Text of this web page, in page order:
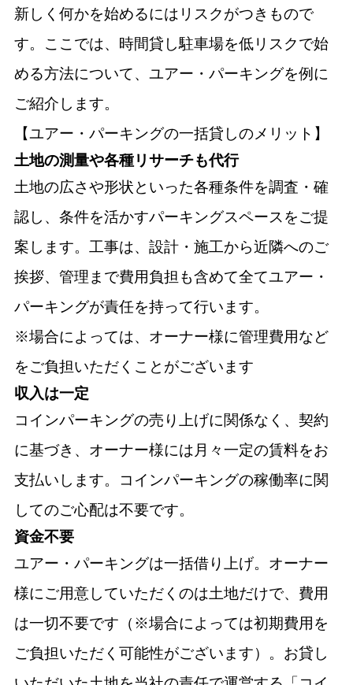
新しく何かを始めるにはリスクがつきもので
す。ここでは、時間貸し駐車場を低リスクで始
める方法について、ユアー・パーキングを例に
ご紹介します。
【ユアー・パーキングの一括貸しのメリット】
土地の測量や各種リサーチも代行
土地の広さや形状といった各種条件を調査・確
認し、条件を活かすパーキングスペースをご提
案します。工事は、設計・施工から近隣へのご
挨拶、管理まで費用負担も含めて全てユアー・
パーキングが責任を持って行います。
※場合によっては、オーナー様に管理費用など
をご負担いただくことがございます
収入は一定
コインパーキングの売り上げに関係なく、契約
に基づき、オーナー様には月々一定の賃料をお
支払いします。コインパーキングの稼働率に関
してのご心配は不要です。
資金不要
ユアー・パーキングは一括借り上げ。オーナー
様にご用意していただくのは土地だけで、費用
は一切不要です（※場合によっては初期費用を
ご負担いただく可能性がございます）。お貸し